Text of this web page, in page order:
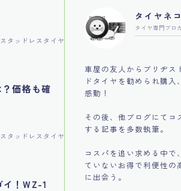
スタッドレスタイヤ
価格も確
スタッドレスタイヤ
！WZ-1
タイヤネコ
タイヤ専門ブロ
車屋の友人からブリヂス
ドタイヤを勧められ購
感動！
その後、他ブログにてコ
する記事を多数執筆。
コスパを追い求める中で
ていないお得で利便性の
に出会う。